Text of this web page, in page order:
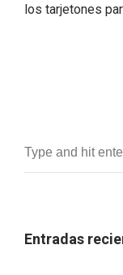
los tarjetones
Entradas